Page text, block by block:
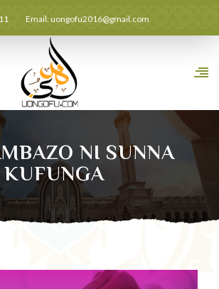
Email:uongofu2016@gmail.com
NI SUNNA
KUFUNGA